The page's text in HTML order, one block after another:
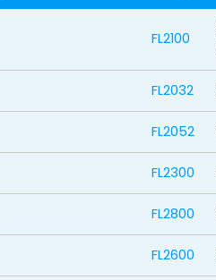
FL2100
FL2032
FL2052
FL2300
FL2800
FL2600